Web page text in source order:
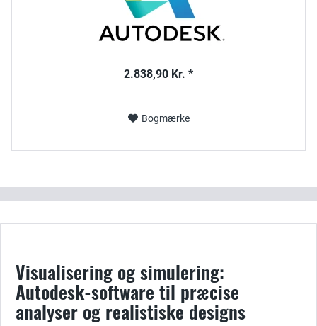
2.838,90 Kr. *
Bogmærke
Visualisering og simulering:
Autodesk-software til præcise
analyser og realistiske designs